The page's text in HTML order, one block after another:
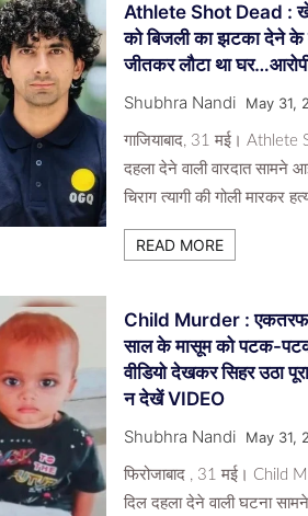
Athlete Shot Dead :
को बिजली का झटका देने के
जीतकर लौटा था
Shubhra Nandi May 31,
गाजियाबाद, 31 मई। Athlete
दहला देने वाली वारदात सामने
चिराग त्यागी की गोली मारकर
READ MORE
Child Murder : एकतरफा
साल के मासूम को पटक-
वीडियो देखकर सिहर उठा
न देखें VIDEO
Shubhra Nandi May 31,
फिरोजाबाद , 31 मई। Child
दिल दहला देने वाली घटना